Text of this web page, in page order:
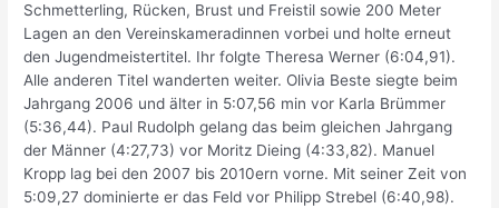
Schmetterling, Rücken, Brust und Freistil sowie 200 Meter
Lagen an den Vereinskameradinnen vorbei und holte erneut
den Jugendmeistertitel. Ihr folgte Theresa Werner (6:04,91).
Alle anderen Titel wanderten weiter. Olivia Beste siegte beim
Jahrgang 2006 und älter in 5:07,56 min vor Karla Brümmer
(5:36,44). Paul Rudolph gelang das beim gleichen Jahrgang
der Männer (4:27,73) vor Moritz Dieing (4:33,82). Manuel
Kropp lag bei den 2007 bis 2010ern vorne. Mit seiner Zeit von
5:09,27 dominierte er das Feld vor Philipp Strebel (6:40,98).